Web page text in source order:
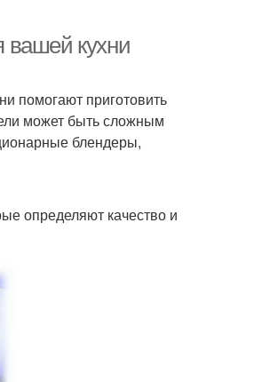
вашей кухни
помогают приготовить
может быть сложным
блендеры,
определяют качество и